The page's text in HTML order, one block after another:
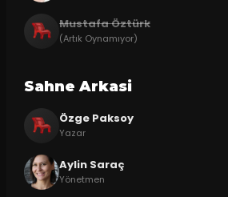
Mustafa Öztürk
(Artık Oynamıyor)
Sahne Arkasi
Özge Paksoy
Yazar
Aylin Saraç
Yönetmen